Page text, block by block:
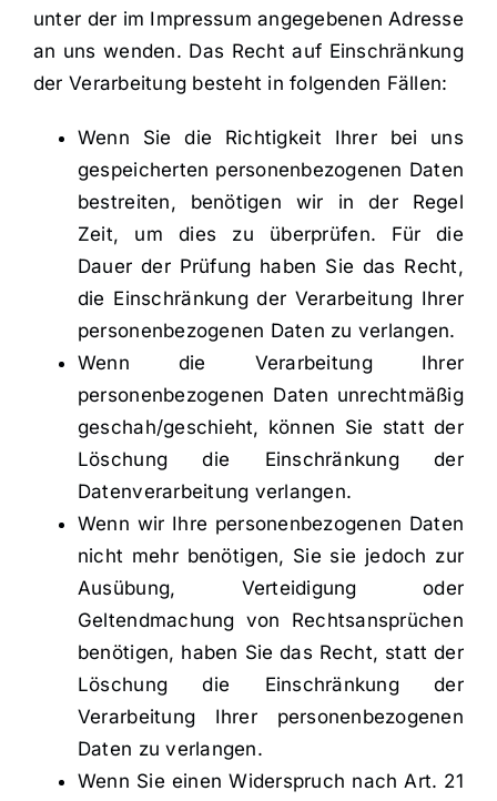
unter der im Impressum angegebenen Adresse
an uns wenden. Das Recht auf Einschränkung
der Verarbeitung besteht in folgenden Fällen:
Wenn Sie die Richtigkeit Ihrer bei uns
gespeicherten personenbezogenen Daten
bestreiten, benötigen wir in der Regel
Zeit, um dies zu überprüfen. Für die
Dauer der Prüfung haben Sie das Recht,
die Einschränkung der Verarbeitung Ihrer
personenbezogenen Daten zu verlangen.
Wenn die Verarbeitung Ihrer
personenbezogenen Daten unrechtmäßig
geschah/geschieht, können Sie statt der
Löschung die Einschränkung der
Datenverarbeitung verlangen.
Wenn wir Ihre personenbezogenen Daten
nicht mehr benötigen, Sie sie jedoch zur
Ausübung, Verteidigung oder
Geltendmachung von Rechtsansprüchen
benötigen, haben Sie das Recht, statt der
Löschung die Einschränkung der
Verarbeitung Ihrer personenbezogenen
Daten zu verlangen.
Wenn Sie einen Widerspruch nach Art. 21